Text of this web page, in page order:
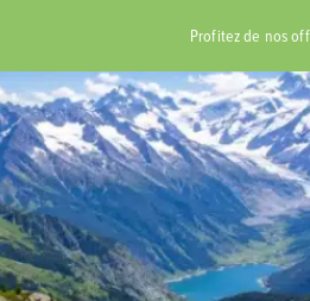
RÉSERVERProfitez de nos